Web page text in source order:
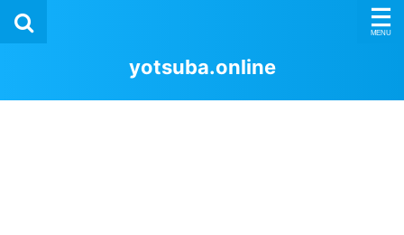
yotsuba.online